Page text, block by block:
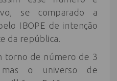
se comparado a
IBOPE de intenção
da república.
torno de número de 3
mas o universo de